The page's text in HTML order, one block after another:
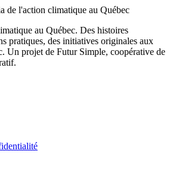
au Québec. Des histoires
pratiques, des initiatives originales aux
Un projet de Futur Simple, coopérative de